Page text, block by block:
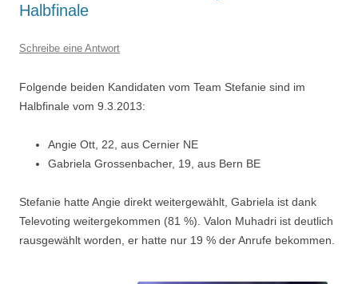
Halbfinale
Schreibe eine Antwort
Folgende beiden Kandidaten vom Team Stefanie sind im
Halbfinale vom 9.3.2013:
Angie Ott, 22, aus Cernier NE
Gabriela Grossenbacher, 19, aus Bern BE
Stefanie hatte Angie direkt weitergewählt, Gabriela ist dank
Televoting weitergekommen (81 %). Valon Muhadri ist deutlich
rausgewählt worden, er hatte nur 19 % der Anrufe bekommen.